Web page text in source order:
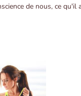
de nous, ce qu'il